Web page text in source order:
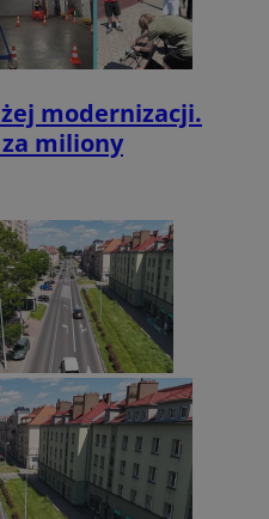
modernizacji.
za miliony